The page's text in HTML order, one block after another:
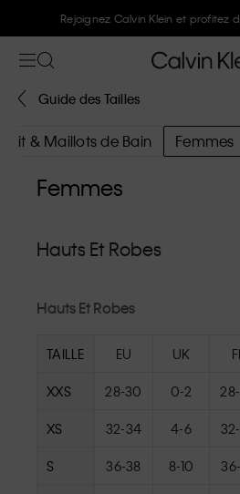
Rejoignez Calvin Klein et profitez
Guide des Tailles
& Maillots de Bain Femmes
Femmes
Hauts Et Robes
Hauts Et Robes
TAILLE EU UK
XXS 28-30 0-2
XS 32-34 4-6
S 36-38 8-10